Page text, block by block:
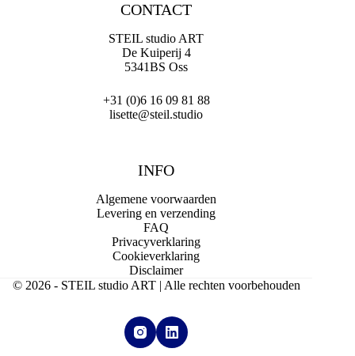
CONTACT
STEIL studio ART
De Kuiperij 4
5341BS Oss
+31 (0)6 16 09 81 88
lisette@steil.studio
INFO
Algemene voorwaarden
Levering en verzending
FAQ
Privacyverklaring
Cookieverklaring
Disclaimer
© 2026 - STEIL studio ART | Alle rechten voorbehouden